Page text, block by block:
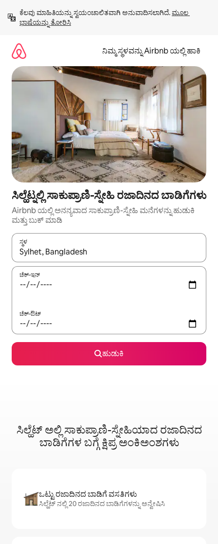
ಹೋಗಿ
ಕೆಲವು ಮಾಹಿತಿಯನ್ನು ಸ್ವಯಂಚಾಲಿತವಾಗಿ ಅನುವಾದಿಸಲಾಗಿದೆ. ಮೂಲ
ಭಾಷೆಯನ್ನು ತೋರಿಸಿ
ನಿಮ್ಮ ಸ್ಥಳವನ್ನು Airbnb ಯಲ್ಲಿ ಹಾಕಿ
ಸಿಲ್ಹೆಟ್ನಲ್ಲಿ ಸಾಕುಪ್ರಾಣಿ-ಸ್ನೇಹಿ ರಜಾದಿನದ ಬಾಡಿಗೆಗಳು
Airbnb ಯಲ್ಲಿ ಅನನ್ಯವಾದ ಸಾಕುಪ್ರಾಣಿ-ಸ್ನೇಹಿ ಮನೆಗಳನ್ನು ಹುಡುಕಿ
ಮತ್ತು ಬುಕ್ ಮಾಡಿ
ಸ್ಥಳ
ಫಲಿತಾಂಶಗಳು ಲಭ್ಯವಿರುವಾಗ, ಅಪ್ ಮತ್ತು ಡೌನ್ ಬಾಣದ ಕೀಲಿಗಳೊಂದಿಗೆ
ಚೆಕ್-ಇನ್
ಚೆಕ್-ಔಟ್
ಹುಡುಕಿ
ಸಿಲ್ಹೆಟ್ ಅಲ್ಲಿ ಸಾಕುಪ್ರಾಣಿ-ಸ್ನೇಹಿಯಾದ ರಜಾದಿನದ
ಬಾಡಿಗೆಗಳ ಬಗ್ಗೆ ಕ್ಷಿಪ್ರ ಅಂಕಿಅಂಶಗಳು
ಒಟ್ಟು ರಜಾದಿನದ ಬಾಡಿಗೆ ವಸತಿಗಳು
ಸಿಲ್ಹೆಟ್ ನಲ್ಲಿ 20 ರಜಾದಿನದ ಬಾಡಿಗೆಗಳನ್ನು ಅನ್ವೇಷಿಸಿ